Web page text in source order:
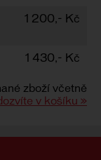
1 200,- Kč
1 430,- Kč
zboží včetně
v košíku »